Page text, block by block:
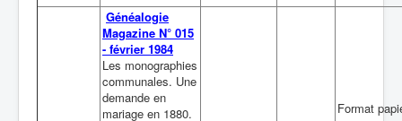
Généalogie
Magazine N° 015
- février 1984
Les monographies
communales. Une
demande en
mariage en 1880.
Format